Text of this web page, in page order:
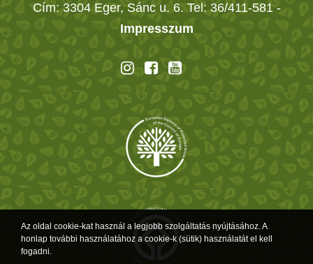
Cím: 3304 Eger, Sánc u. 6. Tel: 36/411-581 -
Impresszum
Az oldal cookie-kat használ a legjobb szolgáltatás nyújtásához. A
honlap további használatához a cookie-k (sütik) használatát el kell
fogadni.